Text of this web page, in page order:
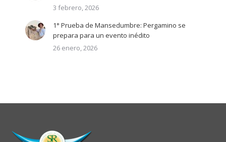
3 febrero, 2026
1° Prueba de Mansedumbre: Pergamino se
prepara para un evento inédito
26 enero, 2026